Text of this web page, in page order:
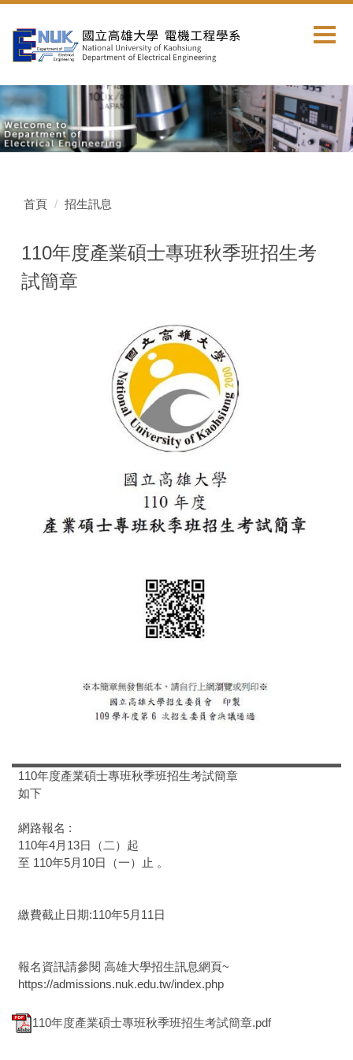
到
內
容
區
首頁 招生訊息
110年度產業碩士專班秋季班招生考
試簡章
110年度產業碩士專班秋季班招生考試簡章
如下
網路報名 :
110年4月13日（二）起
至 110年5月10日（一）止 。
繳費截止日期:110年5月11日
報名資訊請參閱 高雄大學招生訊息網頁~
https://admissions.nuk.edu.tw/index.php
110年度產業碩士專班秋季班招生考試簡章.pdf